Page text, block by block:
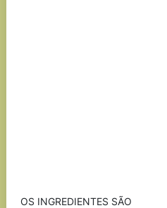
OS INGREDIENTES SÃO